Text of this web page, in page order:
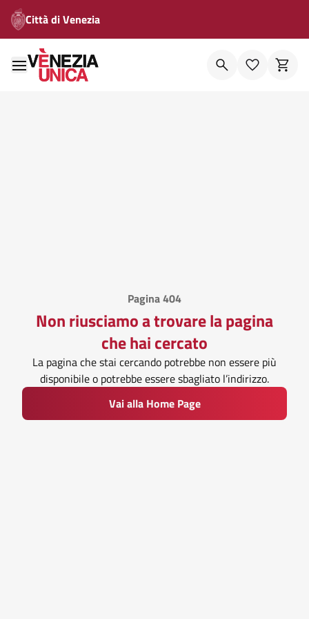
Città di Venezia
Pagina 404
Non riusciamo a trovare la pagina
che hai cercato
La pagina che stai cercando potrebbe non essere più
disponibile o potrebbe essere sbagliato l’indirizzo.
Vai alla Home Page